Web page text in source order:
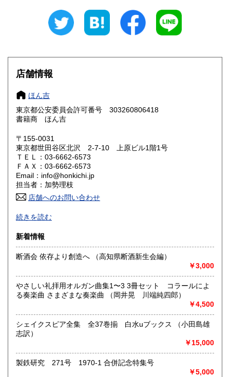
600円 三重県
大阪府
奈良県
鳥取県 600円 島根県
岡山県
山口県 600円
香川県 600円
高知県 600円
佐賀県
熊本県 600円 大分県 600円
600円
沖縄県 600円
店舗情報
ほん吉
東京都公安委員会許可番号 303260806418
書籍商 ほん吉
〒155-0031
東京都世田谷区北沢 2-7-10 上原ビル1階1号
ＴＥＬ：03-6662-6573
ＦＡＸ：03-6662-6573
Email：info@honkichi.jp
担当者：加勢理枝
店舗へのお問い合わせ
ごはんの炊き方から人生の危機まで。
出版年を問わず、社会や自分について考える友となる本、生
沿線名：小田急線/京王井の頭線
最寄駅：下北沢駅 南口徒歩3分 「北沢タウンホール」正面
営業時間：正午から午後8時
定休日：月曜日
●店頭買取いたします。営業時間中に直接お持ち下さい。ご予
約等は必要ありません。担当者が留守の場合には、お預かり
●大量の場合は、出張買取致します。本の所在地、大体の量や
内容をお知らせ下さい。ご予約の日に現地に担当者が参りま
続きを読む
新着情報
断酒会 依存より創造へ （高知県断酒新生会編）
￥3,000
やさしい礼拝用オルガン曲集1〜3 3冊セット コラールによ
る奏楽曲 さまざまな奏楽曲 （岡井晃 川端純四郎）
￥4,500
シェイクスピア全集 全37巻揃 白水uブックス （小田島雄
志訳）
￥15,000
製鉄研究 271号 1970-1 合併記念特集号
￥5,000